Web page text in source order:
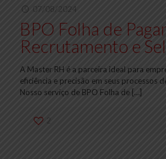
07/08/2024
BPO Folha de
Recrutamento e
A Master RH é a parceira ideal para
eficiência e precisão em seus processos
Nosso serviço de BPO Folha de […]
2